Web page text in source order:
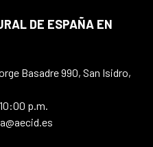
DE ESPAÑA EN
Basadre 990, San Isidro,
p.m.